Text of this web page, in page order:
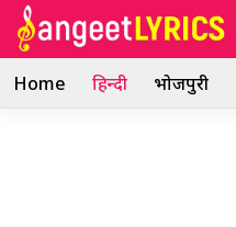
Skip
Home हिन्दी भोजपुरी